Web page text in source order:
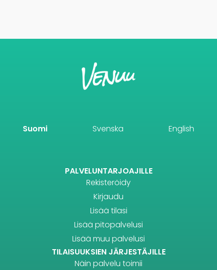
Suomi Svenska English
PALVELUNTARJOAJILLE
Rekisteröidy
Kirjaudu
Lisää tilasi
Lisää pitopalvelusi
Lisää muu palvelusi
TILAISUUKSIEN JÄRJESTÄJILLE
Näin palvelu toimii